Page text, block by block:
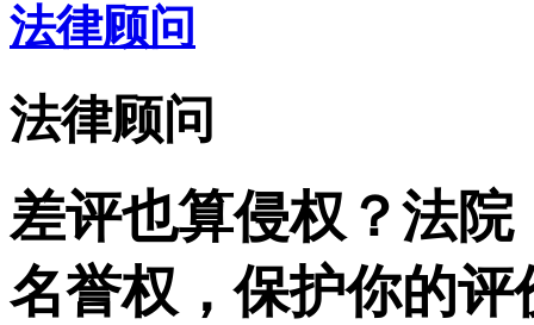
法律顾问
法律顾问
差评也算侵权？法
名誉权，保护你的评